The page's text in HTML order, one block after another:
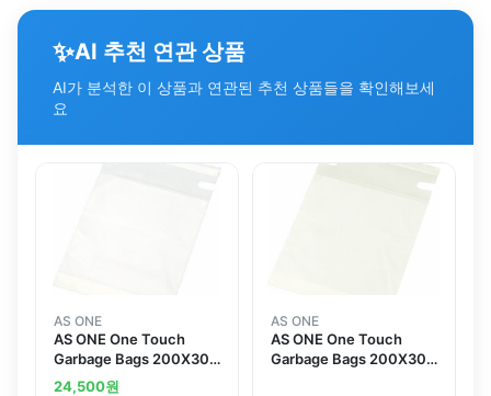
✨AI 추천 연관 상품
AI가 분석한 이 상품과 연관된 추천 상품들을 확인해보세
요
AS ONE
AS ONE One Touch
Garbage Bags 200X300
30 Pcsand others
24,500원
AS ONE
AS ONE One Touch
Garbage Bags 200X300